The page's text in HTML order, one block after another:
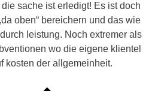
sache ist erledigt! Es ist doch
oben“ bereichern und das wie
leistung. Noch extremer als
wo die eigene klientel
kosten der allgemeinheit.